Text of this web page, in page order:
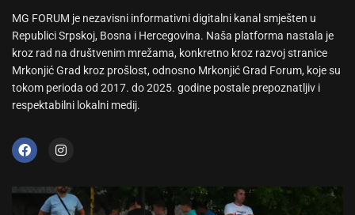
MG FORUM je nezavisni informativni digitalni kanal smješten u
Republici Srpskoj, Bosna i Hercegovina. Naša platforma nastala je
kroz rad na društvenim mrežama, konkretno kroz razvoj stranice
Mrkonjić Grad kroz prošlost, odnosno Mrkonjić Grad Forum, koje su
tokom perioda od 2017. do 2025. godine postale prepoznatljiv i
respektabilni lokalni medij.